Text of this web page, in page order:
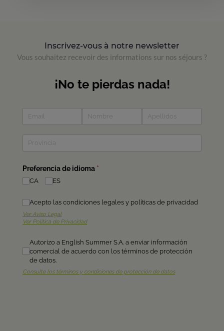
Inscrivez-vous à notre newsletter
Vous souhaitez recevoir des informations sur nos séjours ?